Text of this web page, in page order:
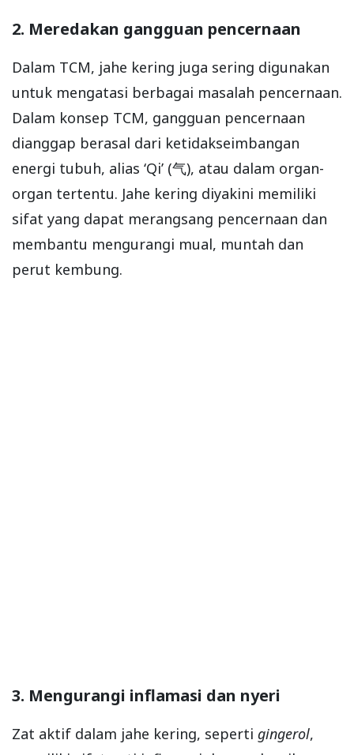
2. Meredakan gangguan pencernaan
Dalam TCM, jahe kering juga sering digunakan
untuk mengatasi berbagai masalah pencernaan.
Dalam konsep TCM, gangguan pencernaan
dianggap berasal dari ketidakseimbangan
energi tubuh, alias ‘Qi’ (气), atau dalam organ-
organ tertentu. Jahe kering diyakini memiliki
sifat yang dapat merangsang pencernaan dan
membantu mengurangi mual, muntah dan
perut kembung.
3. Mengurangi inflamasi dan nyeri
Zat aktif dalam jahe kering, seperti gingerol,